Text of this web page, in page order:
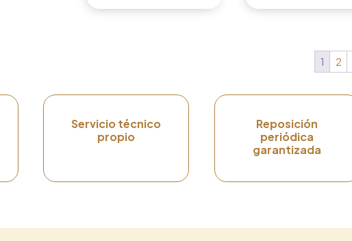
1 2
Servicio técnico
propio
Reposición
periódica
garantizada